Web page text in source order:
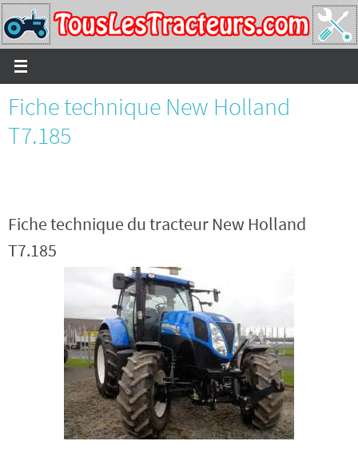
Passer
vers
le
contenu
Fiche technique New Holland
T7.185
Fiche technique du tracteur New Holland
T7.185